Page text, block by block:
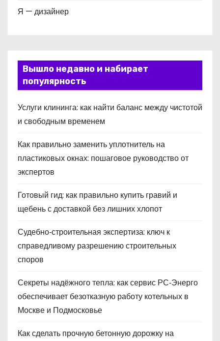
Я — дизайнер
Вышло недавно и набирает
популярность
Услуги клининга: как найти баланс между чистотой
и свободным временем
Как правильно заменить уплотнитель на
пластиковых окнах: пошаговое руководство от
экспертов
Готовый гид: как правильно купить гравий и
щебень с доставкой без лишних хлопот
Судебно‑строительная экспертиза: ключ к
справедливому разрешению строительных
споров
Секреты надёжного тепла: как сервис РС‑Энерго
обеспечивает безотказную работу котельных в
Москве и Подмосковье
Как сделать прочную бетонную дорожку на